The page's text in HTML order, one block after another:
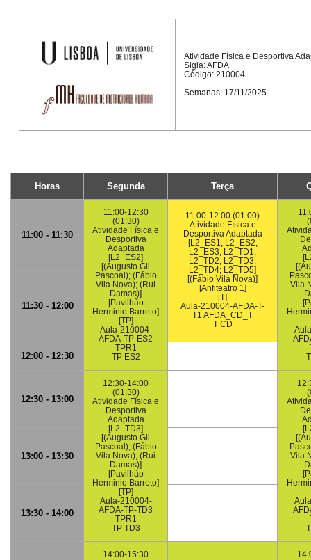
Atividade Física e Desportiva
Sigla: AFDA
Código: 210004
Semanas: 17/11/2025
Horas Segunda Terça
11:00 - 11:30
11:00-12:30
(01:30)
Atividade Física e
Desportiva
Adaptada
[L2_ES2]
[(Augusto Gil
Pascoal); (Fábio
Vila Nova); (Rui
Damas)]
[Pavilhão
Herminio Barreto]
[TP]
Aula-210004-
AFDA-TP-ES2
TPR1
TP ES2
11:00-12:00 (01:00)
Atividade Física e
Desportiva Adaptada
[L2_ES1; L2_ES2;
L2_ES3; L2_TD1;
L2_TD2; L2_TD3;
L2_TD4; L2_TD5]
[(Fábio Vila Nova)]
[Anfiteatro 1]
[T]
Aula-210004-AFDA-T-
T1 AFDA_CD_T
T CD
Vila
11:30 - 12:00
12:00 - 12:30
12:30 - 13:00
12:30-14:00
(01:30)
Atividade Física e
Desportiva
Adaptada
[L2_TD3]
[(Augusto Gil
Pascoal); (Fábio
Vila Nova); (Rui
Damas)]
[Pavilhão
Herminio Barreto]
[TP]
Aula-210004-
AFDA-TP-TD3
TPR1
TP TD3
Vila
13:00 - 13:30
13:30 - 14:00
14:00-15:30